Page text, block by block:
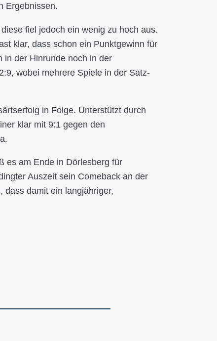
Ergebnissen.
fiel jedoch ein wenig zu hoch aus.
klar, dass schon ein Punktgewinn für
in der Hinrunde noch in der
wobei mehrere Spiele in der Satz-
in Folge. Unterstützt durch
klar mit 9:1 gegen den
es am Ende in Dörlesberg für
Auszeit sein Comeback an der
dass damit ein langjähriger,